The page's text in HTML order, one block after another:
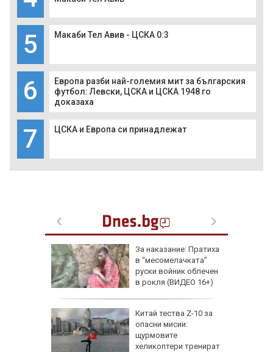
5 Макаби Тел Авив - ЦСКА 0:3
6
Европа разби най-големия мит за българския
футбол: Левски, ЦСКА и ЦСКА 1948 го
доказаха
7 ЦСКА и Европа си принадлежат
За наказание: Пратиха
в “месомелачката”
руски войник облечен
в рокля (ВИДЕО 16+)
Китай тества Z-10 за
опасни мисии:
щурмовите
хеликоптери тренират